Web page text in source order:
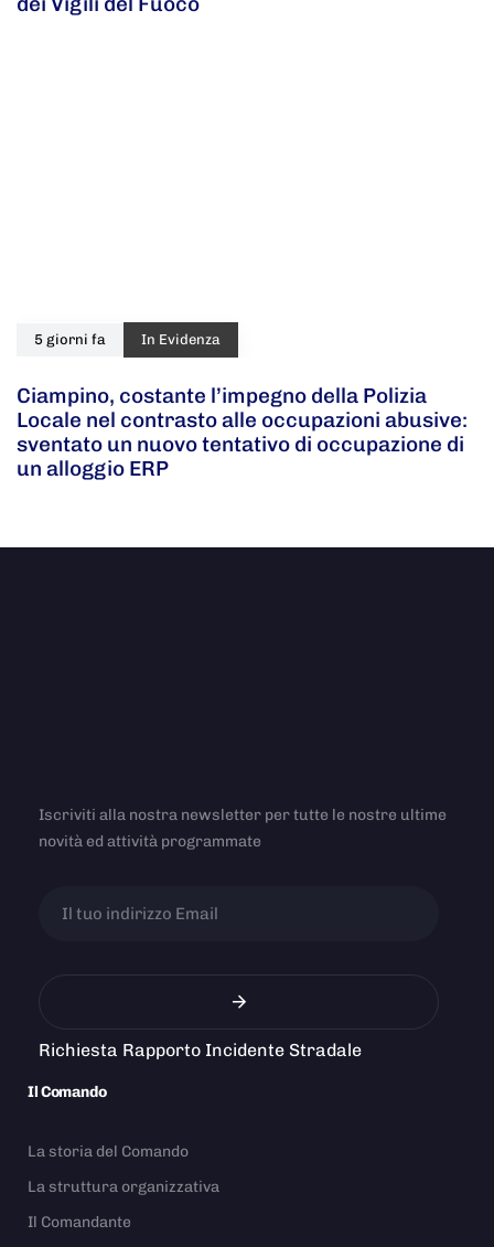
5 giorni fa In Evidenza
Ciampino, costante l’impegno della Polizia
Locale nel contrasto alle occupazioni abusive:
sventato un nuovo tentativo di occupazione di
un alloggio ERP
Iscriviti alla nostra newsletter per tutte le nostre ultime
novità ed attività programmate
Richiesta Rapporto Incidente Stradale
Il Comando
La storia del Comando
La struttura organizzativa
Il Comandante